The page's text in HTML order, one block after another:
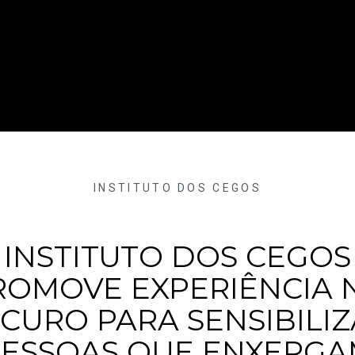
INSTITUTO DOS CEGOS
INSTITUTO DOS CEGOS
EXPERIÊNCIA
PARA